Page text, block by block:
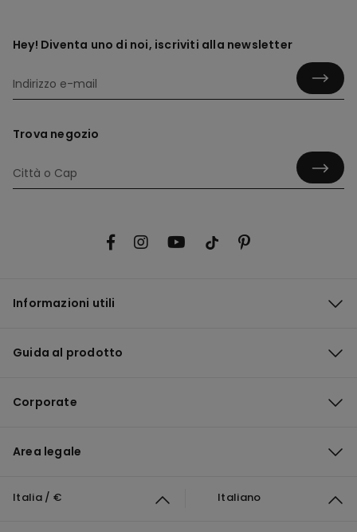
Hey! Diventa uno di noi, iscriviti alla newsletter
Trova negozio
Informazioni utili
Guida al prodotto
Corporate
Area legale
Italia / € Italiano